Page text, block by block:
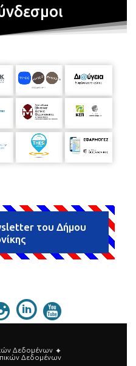
του Δήμου
Δεδομένων
Δεδομένων